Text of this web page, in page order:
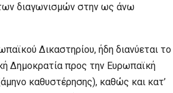
διαγωνισμών στην ως άνω
Δικαστηρίου, ήδη διανύεται το
Δημοκρατία προς την Ευρωπαϊκή
καθυστέρησης), καθώς και κατ’